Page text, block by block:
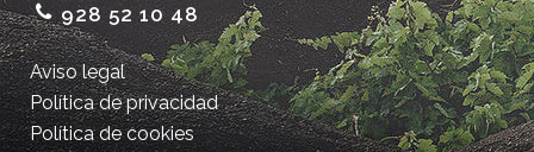
928 52 10 48
Aviso legal
Política de privacidad
Política de cookies